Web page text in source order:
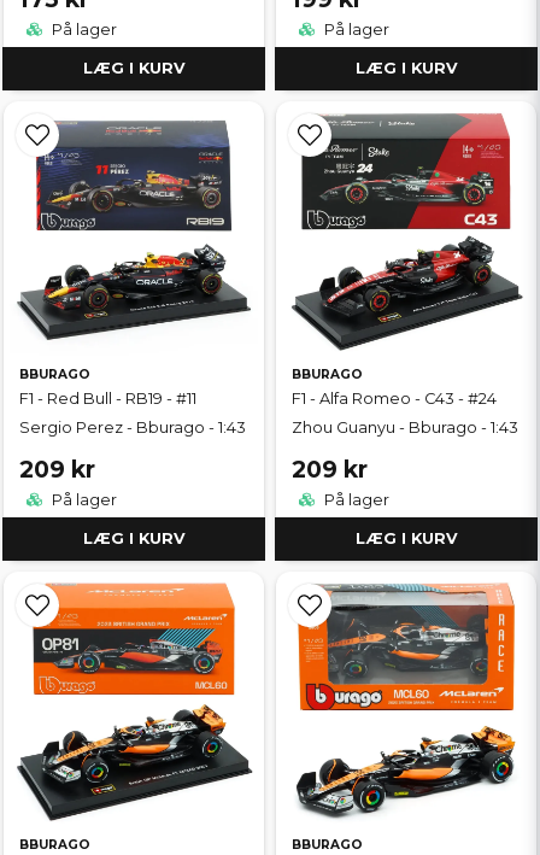
På lager
LÆG I KURV
På lager
LÆG I KURV
BBURAGO
F1 - Red Bull - RB19 - #11
Sergio Perez - Bburago - 1:43
209 kr
På lager
LÆG I KURV
BBURAGO
F1 - Alfa Romeo - C43 - #24
Zhou Guanyu - Bburago - 1:43
209 kr
På lager
LÆG I KURV
BBURAGO BBURAGO